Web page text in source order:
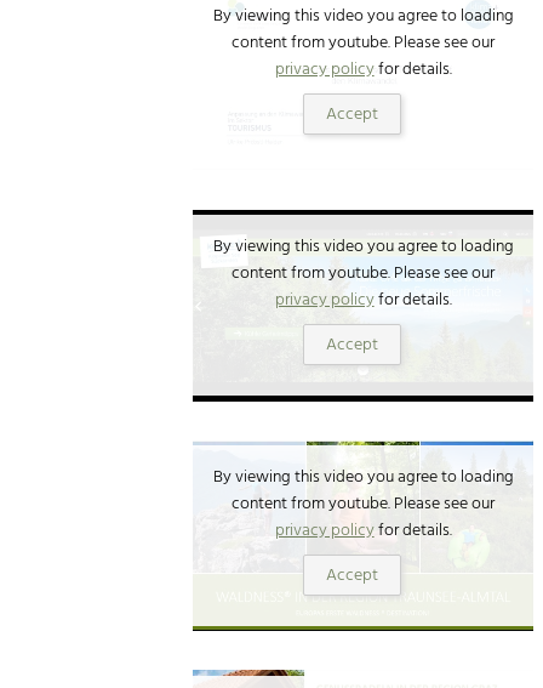
By viewing this video you agree to loading
content from youtube. Please see our
privacy policyfor details.
Accept
By viewing this video you agree to loading
content from youtube. Please see our
privacy policyfor details.
Accept
By viewing this video you agree to loading
content from youtube. Please see our
privacy policyfor details.
Accept